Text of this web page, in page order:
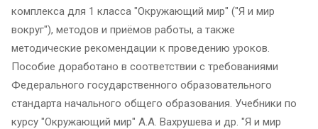
комплекса для 1 класса "Окружающий мир" ("Я и мир
вокруг"), методов и приёмов работы, а также
методические рекомендации к проведению уроков.
Пособие доработано в соответствии с требованиями
Федерального государственного образовательного
стандарта начального общего образования. Учебники по
курсу "Окружающий мир" А.А. Вахрушева и др. "Я и мир